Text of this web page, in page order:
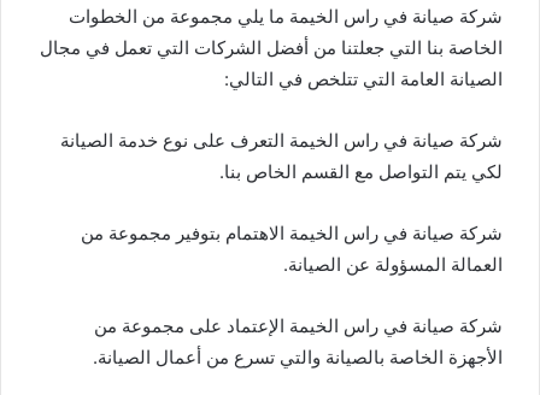
شركة صيانة في راس الخيمة ما يلي مجموعة من الخطوات
الخاصة بنا التي جعلتنا من أفضل الشركات التي تعمل في مجال
الصيانة العامة التي تتلخص في التالي:
شركة صيانة في راس الخيمة التعرف على نوع خدمة الصيانة
لكي يتم التواصل مع القسم الخاص بنا.
شركة صيانة في راس الخيمة الاهتمام بتوفير مجموعة من
العمالة المسؤولة عن الصيانة.
شركة صيانة في راس الخيمة الإعتماد على مجموعة من
الأجهزة الخاصة بالصيانة والتي تسرع من أعمال الصيانة.